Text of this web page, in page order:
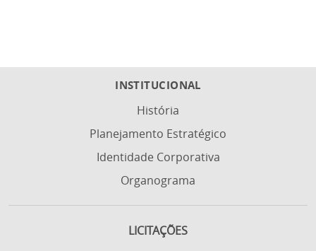
INSTITUCIONAL
História
Planejamento Estratégico
Identidade Corporativa
Organograma
LICITAÇÕES